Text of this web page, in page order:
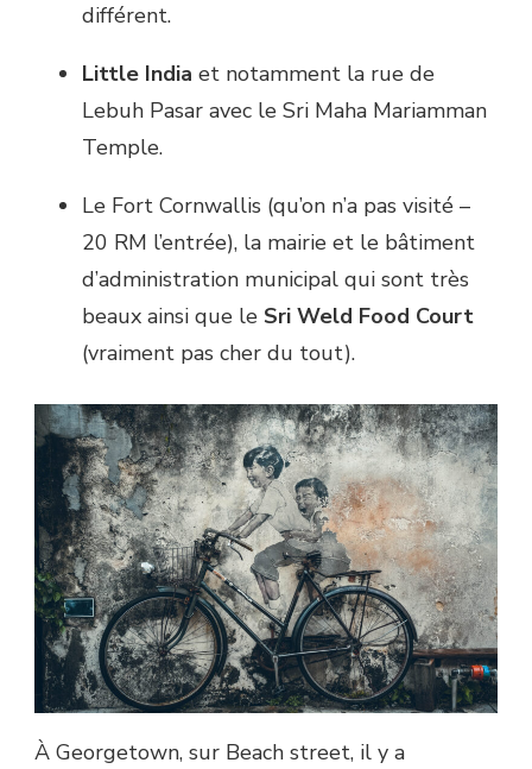
différent.
Little India et notamment la rue de
Lebuh Pasar avec le Sri Maha Mariamman
Temple.
Le Fort Cornwallis (qu’on n’a pas visité –
20 RM l’entrée), la mairie et le bâtiment
d’administration municipal qui sont très
beaux ainsi que le Sri Weld Food Court
(vraiment pas cher du tout).
À Georgetown, sur Beach street, il y a